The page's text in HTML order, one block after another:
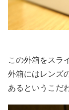
この外箱をスラ
外箱にはレンズ
あるというこだ